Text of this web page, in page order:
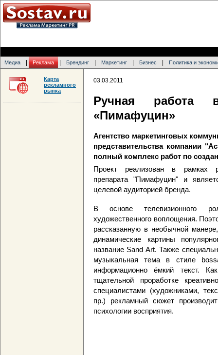
Медиа Реклама Брендинг Маркетинг Бизнес Политика и
03.03.2011
Ручная работа
«Пимафуцин»
Агентство маркетинговых
представительства компании
полный комплекс работ по
Проект реализован в рамках
препарата "Пимафуцин" и
целевой аудиторией бренда.
В основе телевизионного
художественного воплощения.
рассказанную в необычной
динамические картины
название Sand Art. Также
музыкальная тема в стиле
информационно ёмкий текст.
тщательной проработке
специалистами (художниками,
пр.) рекламный сюжет
психологии восприятия.
Карта
рекламного
рынка